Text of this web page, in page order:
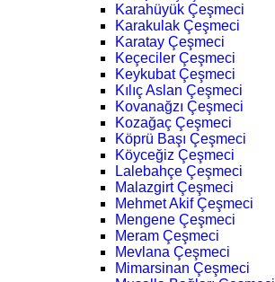
Karahüyük Çeşmeci
Karakulak Çeşmeci
Karatay Çeşmeci
Keçeciler Çeşmeci
Keykubat Çeşmeci
Kılıç Aslan Çeşmeci
Kovanağzı Çeşmeci
Kozağaç Çeşmeci
Köprü Başı Çeşmeci
Köyceğiz Çeşmeci
Lalebahçe Çeşmeci
Malazgirt Çeşmeci
Mehmet Akif Çeşmeci
Mengene Çeşmeci
Meram Çeşmeci
Mevlana Çeşmeci
Mimarsinan Çeşmeci